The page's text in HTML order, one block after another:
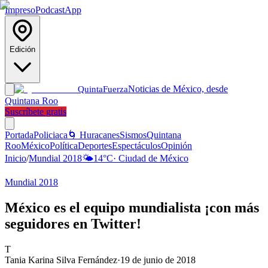
ImpresoPodcastApp
Edición
QuintaFuerzaNoticias de México, desde
Quintana Roo
Suscríbete gratis
PortadaPoliciaca 🌀 HuracanesSismosQuintana
RooMéxicoPolíticaDeportesEspectáculosOpinión
Inicio/Mundial 2018🌤️14°C· Ciudad de México
Mundial 2018
México es el equipo mundialista ¡con más
seguidores en Twitter!
T
Tania Karina Silva Fernández·19 de junio de 2018